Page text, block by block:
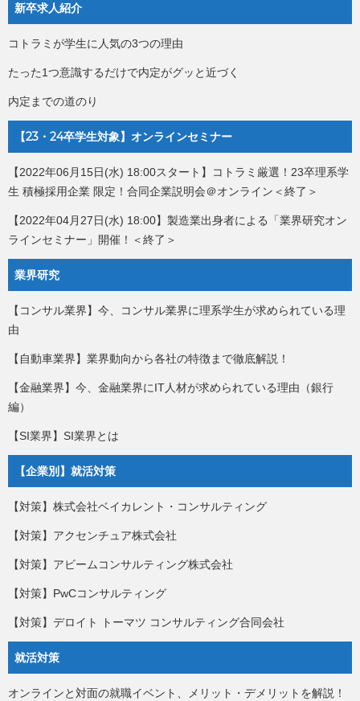
新卒求人紹介
コトラミが学生に人気の3つの理由
たった1つ意識するだけで内定がグッと近づく
内定までの道のり
【23・24卒学生対象】オンラインセミナー
【2022年06月15日(水) 18:00スタート】コトラミ厳選！23卒理系学
生 積極採用企業 限定！合同企業説明会＠オンライン＜終了＞
【2022年04月27日(水) 18:00】製造業出身者による「業界研究オン
ラインセミナー」開催！＜終了＞
業界研究
【コンサル業界】今、コンサル業界に理系学生が求められている理
由
【自動車業界】業界動向から各社の特徴まで徹底解説！
【金融業界】今、金融業界にIT人材が求められている理由（銀行
編）
【SI業界】SI業界とは
【企業別】就活対策
【対策】株式会社ベイカレント・コンサルティング
【対策】アクセンチュア株式会社
【対策】アビームコンサルティング株式会社
【対策】PwCコンサルティング
【対策】デロイト トーマツ コンサルティング合同会社
就活対策
オンラインと対面の就職イベント、メリット・デメリットを解説！